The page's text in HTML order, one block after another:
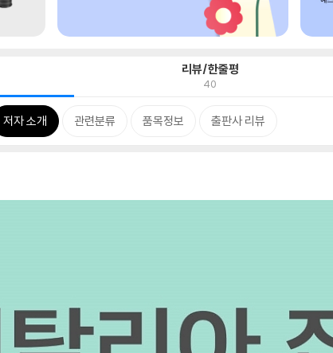
리뷰/한줄평
40
저자 소개 관련분류 품목정보 출판사 리뷰